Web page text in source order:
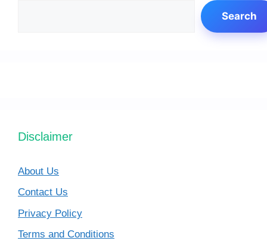
Search
Disclaimer
About Us
Contact Us
Privacy Policy
Terms and Conditions